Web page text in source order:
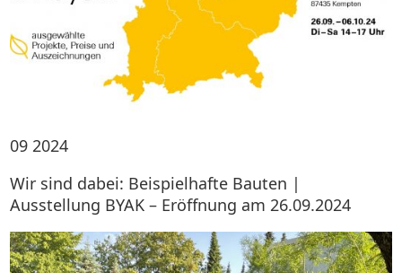
09 2024
Wir sind dabei: Beispielhafte Bauten |
Ausstellung BYAK – Eröffnung am 26.09.2024